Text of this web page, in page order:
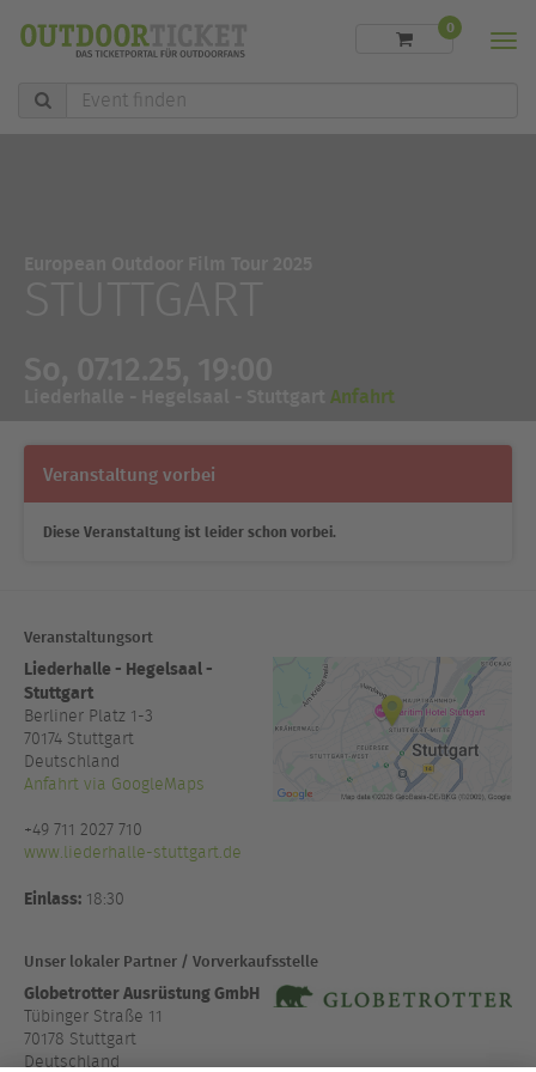
Event
finden
0
Anfahrt
Veranstaltung vorbei
Diese Veranstaltung ist leider schon vorbei.
Veranstaltungsort
Liederhalle - Hegelsaal -
Stuttgart
Berliner Platz 1-3
70174 Stuttgart
Deutschland
Anfahrt via GoogleMaps
+49 711 2027 710
www.liederhalle-stuttgart.de
Einlass: 18:30
Unser lokaler Partner / Vorverkaufsstelle
Globetrotter Ausrüstung GmbH
Tübinger Straße 11
70178 Stuttgart
Deutschland